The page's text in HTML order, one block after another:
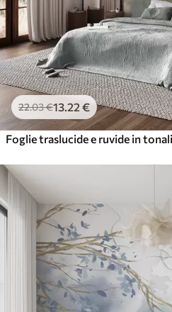
22.03€13 .22 €